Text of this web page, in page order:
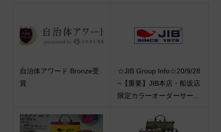
自治体アワード Bronze受
賞
☆JIB Group Info☆20/9/28
~【重要】JIB本店・船坂店
限定カラーオーダーサー...